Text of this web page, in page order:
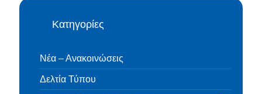
Κατηγορίες
Νέα – Ανακοινώσεις
Δελτία Τύπου